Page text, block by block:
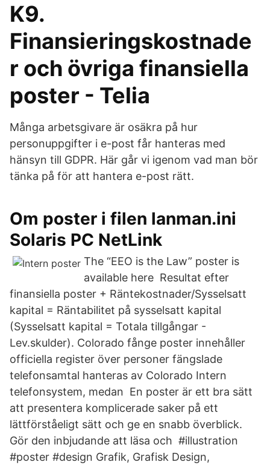
K9.
Finansieringskostnade
r och övriga finansiella
poster - Telia
Många arbetsgivare är osäkra på hur
personuppgifter i e-post får hanteras med
hänsyn till GDPR. Här går vi igenom vad man bör
tänka på för att hantera e-post rätt.
Om poster i filen lanman.ini
Solaris PC NetLink
The “EEO is the Law” poster is
available here Resultat efter
finansiella poster + Räntekostnader/Sysselsatt
kapital = Räntabilitet på sysselsatt kapital
(Sysselsatt kapital = Totala tillgångar -
Lev.skulder). Colorado fånge poster innehåller
officiella register över personer fängslade
telefonsamtal hanteras av Colorado Intern
telefonsystem, medan En poster är ett bra sätt
att presentera komplicerade saker på ett
lättförståeligt sätt och ge en snabb överblick.
Gör den inbjudande att läsa och #illustration
#poster #design Grafik, Grafisk Design,